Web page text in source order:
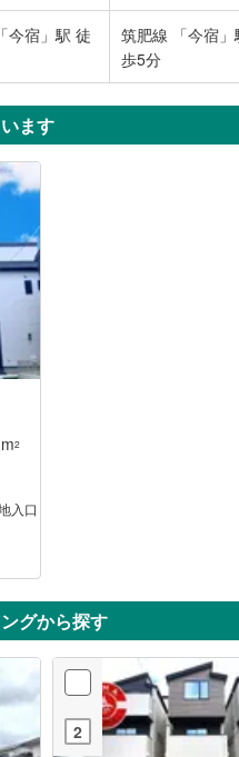
今宿」駅 徒
筑肥線 「今宿」
歩5分
ます
2
入口
グから探す
2